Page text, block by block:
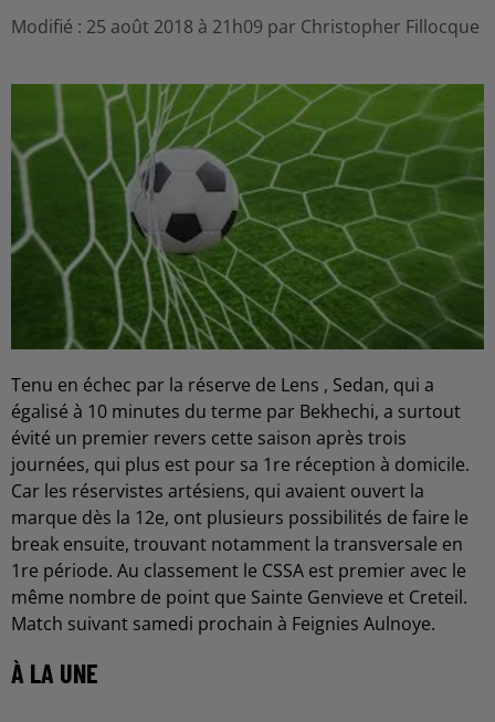
Modifié : 25 août 2018 à 21h09 par Christopher Fillocque
Tenu en échec par la réserve de Lens , Sedan, qui a
égalisé à 10 minutes du terme par Bekhechi, a surtout
évité un premier revers cette saison après trois
journées, qui plus est pour sa 1re réception à domicile.
Car les réservistes artésiens, qui avaient ouvert la
marque dès la 12e, ont plusieurs possibilités de faire le
break ensuite, trouvant notamment la transversale en
1re période. Au classement le CSSA est premier avec le
même nombre de point que Sainte Genvieve et Creteil.
Match suivant samedi prochain à Feignies Aulnoye.
À LA UNE